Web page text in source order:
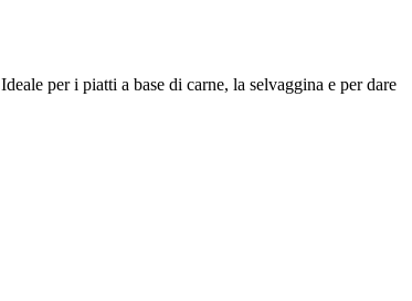
per i piatti a base di carne, la selvaggina e per dare